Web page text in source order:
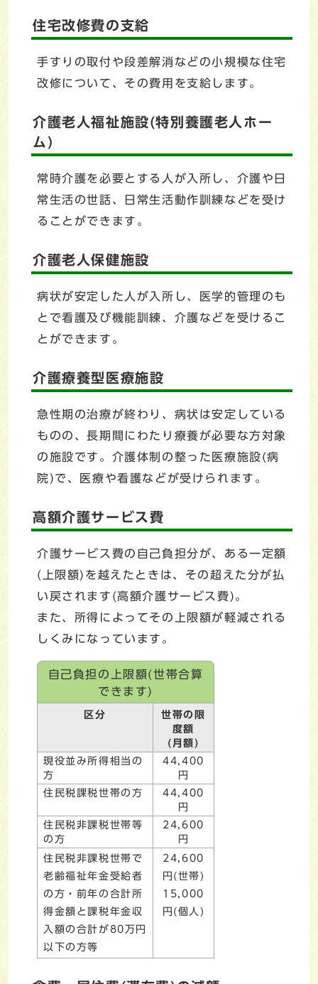
住宅改修費の支給
手すりの取付や段差解消などの小規模な住宅
改修について、その費用を支給します。
介護老人福祉施設(特別養護老人ホー
ム)
常時介護を必要とする人が入所し、介護や日
常生活の世話、日常生活動作訓練などを受け
ることができます。
介護老人保健施設
病状が安定した人が入所し、医学的管理のも
とで看護及び機能訓練、介護などを受けるこ
とができます。
介護療養型医療施設
急性期の治療が終わり、病状は安定している
ものの、長期間にわたり療養が必要な方対象
の施設です。介護体制の整った医療施設(病
院)で、医療や看護などが受けられます。
高額介護サービス費
介護サービス費の自己負担分が、ある一定額
(上限額)を越えたときは、その超えた分が払
い戻されます(高額介護サービス費)。
また、所得によってその上限額が軽減される
しくみになっています。
自己負担の上限額(世帯合算
できます)
区分
世帯の限
度額
(月額)
現役並み所得相当の
方
44,400
円
住民税課税世帯の方
44,400
円
住民税非課税世帯等
の方
24,600
円
住民税非課税世帯で
老齢福祉年金受給者
の方・前年の合計所
得金額と課税年金収
入額の合計が80万円
以下の方等
24,600
円(世帯)
15,000
円(個人)